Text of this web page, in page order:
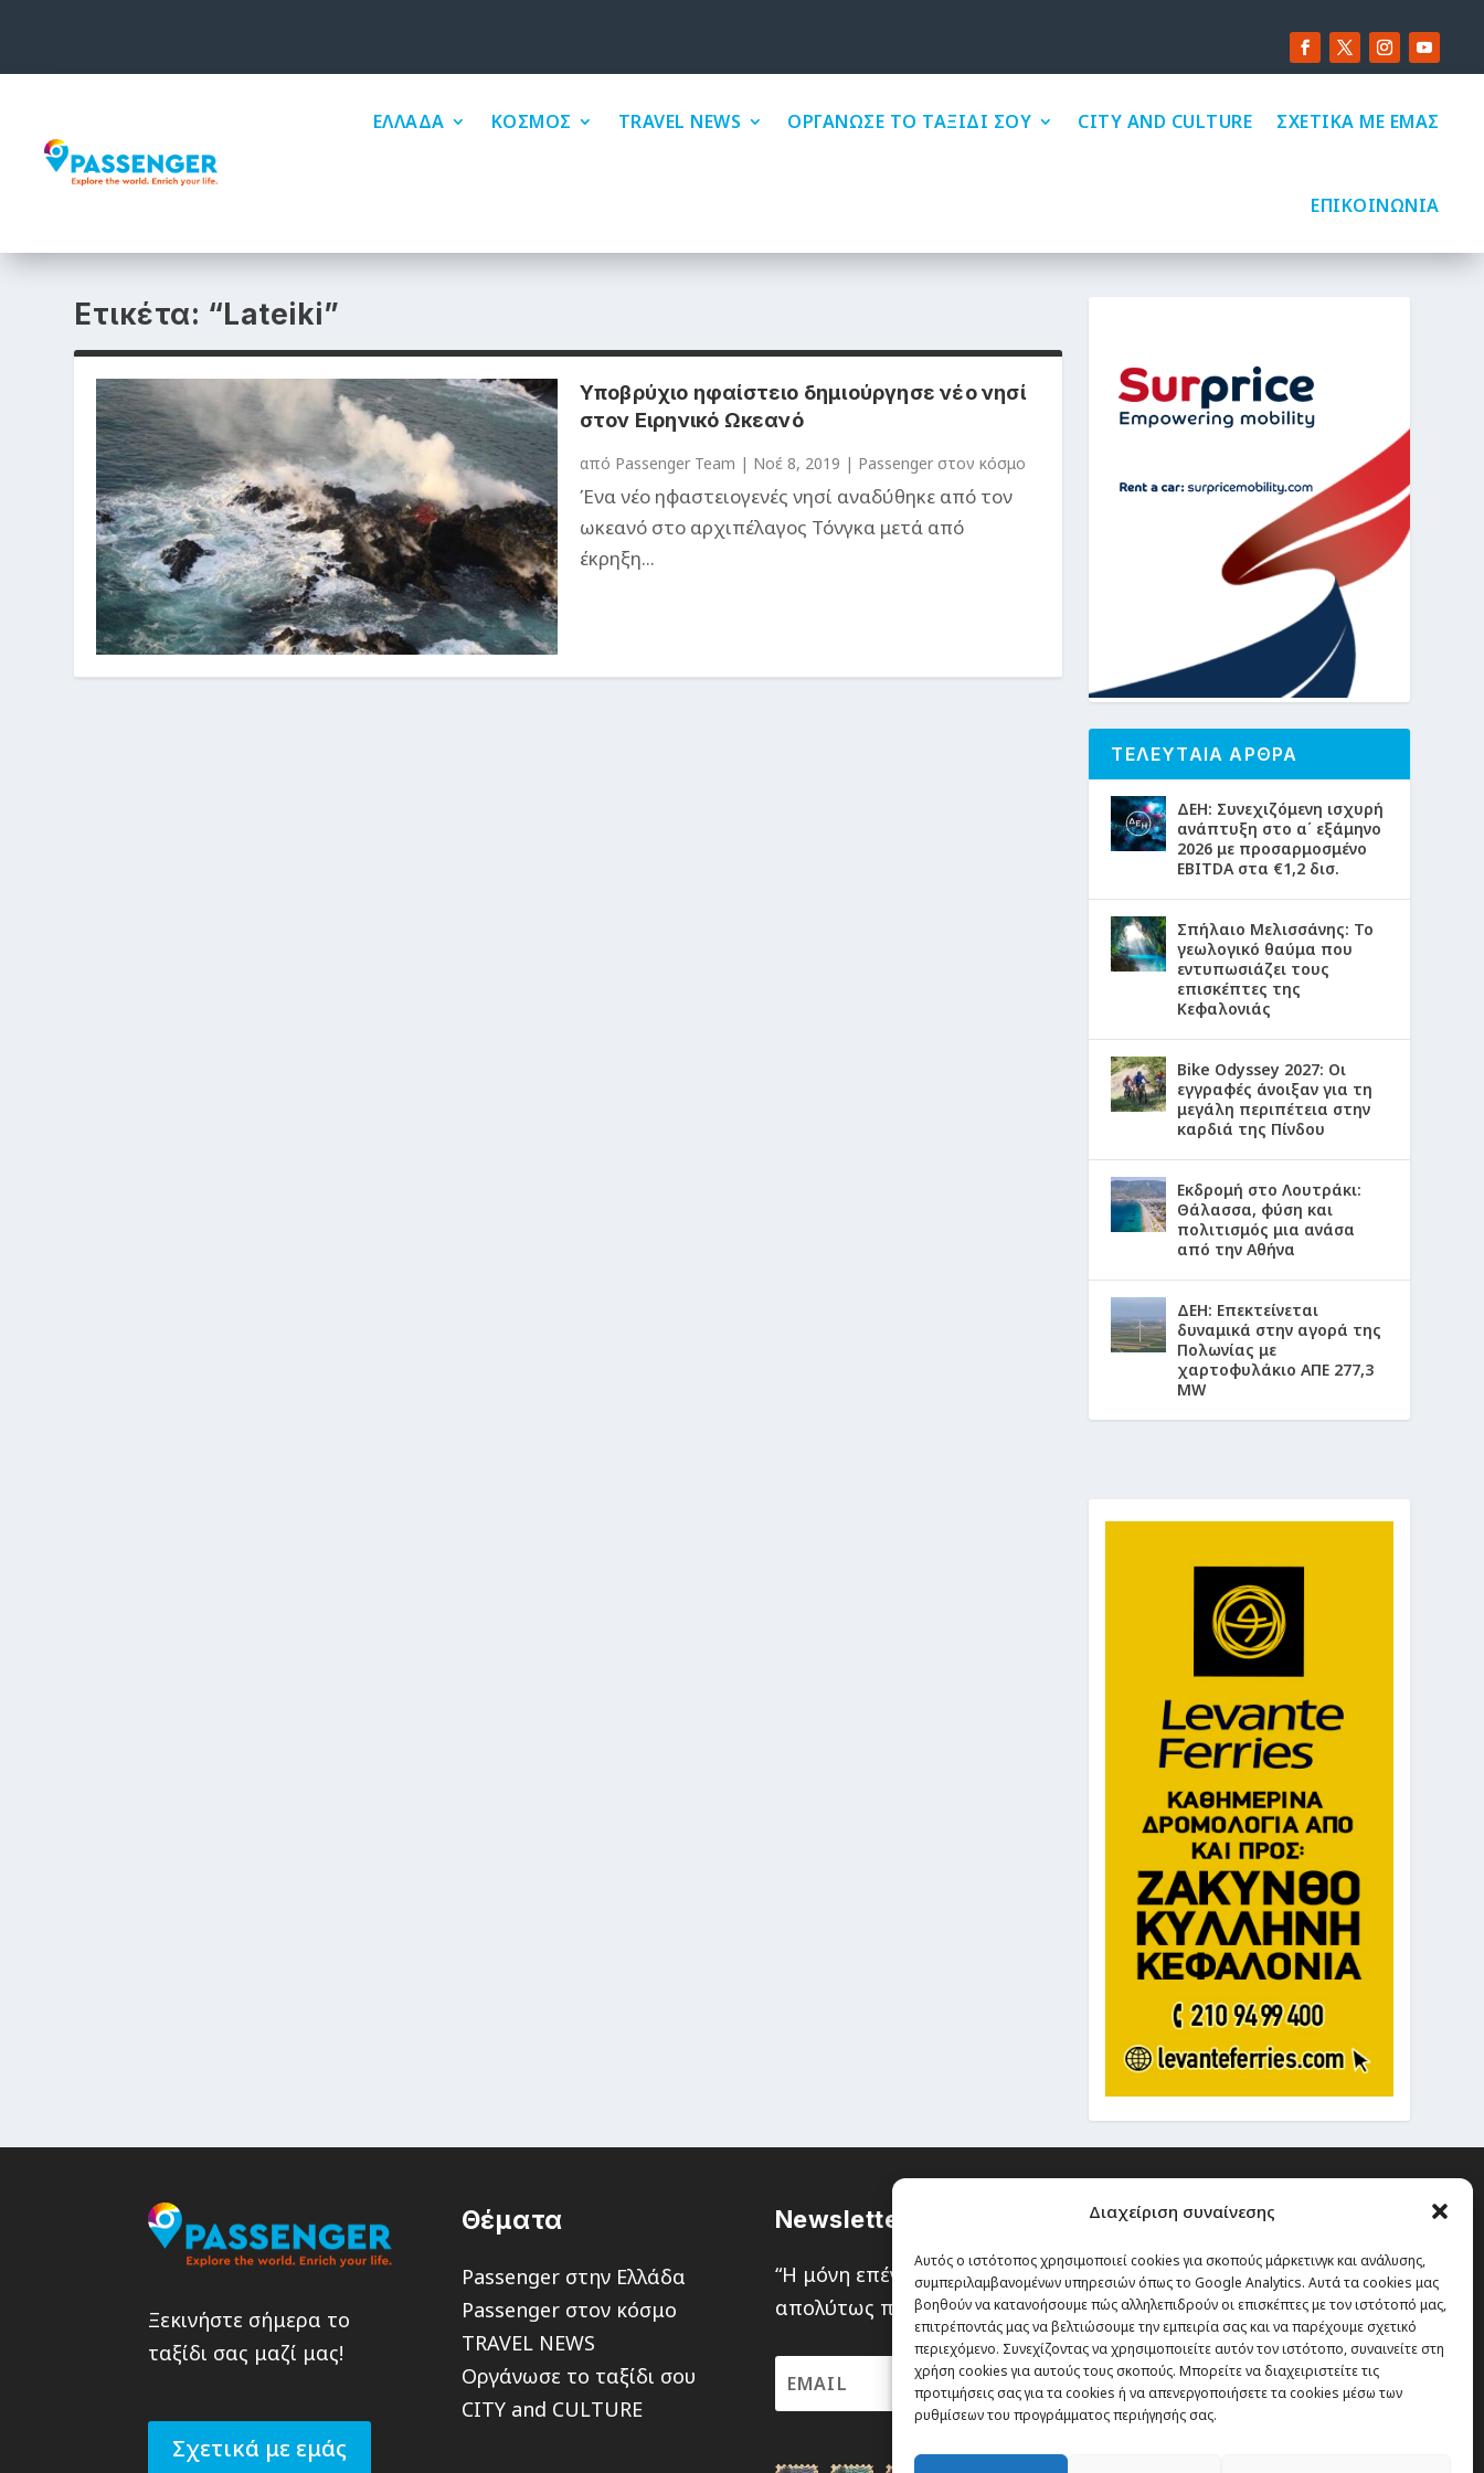
Διαχείριση συναίνεσης
Αυτός ο ιστότοπος χρησιμοποιεί cookies για σκοπούς μάρκετινγκ και ανάλυσης,
συμπεριλαμβανομένων υπηρεσιών όπως το Google Analytics. Αυτά τα cookies μας
βοηθούν να κατανοήσουμε πώς αλληλεπιδρούν οι επισκέπτες με τον ιστότοπό μας,
επιτρέποντάς μας να βελτιώσουμε την εμπειρία σας και να παρέχουμε σχετικό
περιεχόμενο. Συνεχίζοντας να χρησιμοποιείτε αυτόν τον ιστότοπο, συναινείτε στη
χρήση cookies για αυτούς τους σκοπούς. Μπορείτε να διαχειριστείτε τις
προτιμήσεις σας για τα cookies ή να απενεργοποιήσετε τα cookies μέσω των
ρυθμίσεων του προγράμματος περιήγησής σας.
ΕΛΛΑΔΑ ΚΟΣΜΟΣ TRAVEL NEWS ΟΡΓΑΝΩΣΕ ΤΟ ΤΑΞΙΔΙ ΣΟΥ CITY AND CULTURE ΣΧΕΤΙΚΑ ΜΕ ΕΜΑΣ
ΕΠΙΚΟΙΝΩΝΙΑ
Ετικέτα: “Lateiki”
Υποβρύχιο ηφαίστειο δημιούργησε νέο νησί
στον Ειρηνικό Ωκεανό
από Passenger Team | Νοέ 8, 2019 | Passenger στον κόσμο
Ένα νέο ηφαστειογενές νησί αναδύθηκε από τον
ωκεανό στο αρχιπέλαγος Τόνγκα μετά από
έκρηξη...
ΤΕΛΕΥΤΑΙΑ ΑΡΘΡΑ
ΔΕΗ: Συνεχιζόμενη ισχυρή
ανάπτυξη στο α΄ εξάμηνο
2026 με προσαρμοσμένο
EBITDA στα €1,2 δισ.
Σπήλαιο Μελισσάνης: Το
γεωλογικό θαύμα που
εντυπωσιάζει τους
επισκέπτες της
Κεφαλονιάς
Bike Odyssey 2027: Οι
εγγραφές άνοιξαν για τη
μεγάλη περιπέτεια στην
καρδιά της Πίνδου
Εκδρομή στο Λουτράκι:
Θάλασσα, φύση και
πολιτισμός μια ανάσα
από την Αθήνα
ΔΕΗ: Επεκτείνεται
δυναμικά στην αγορά της
Πολωνίας με
χαρτοφυλάκιο ΑΠΕ 277,3
MW
Ξεκινήστε σήμερα το
ταξίδι σας μαζί μας!
Σχετικά με εμάς
Θέματα
Passenger στην Ελλάδα
Passenger στον κόσμο
TRAVEL NEWS
Οργάνωσε το ταξίδι σου
CITY and CULTURE
Newsletter
“H μόνη επένδυση από την οποία δεν έχεις καμία
απολύτως πιθανότητα να χάσεις, είναι τα ταξίδια.”
Εγγραφή